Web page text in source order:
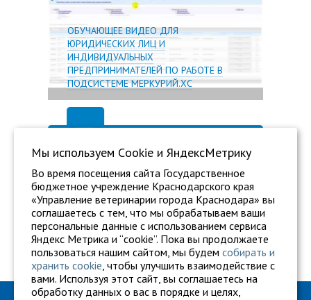
ОБУЧАЮЩЕЕ ВИДЕО ДЛЯ
ЮРИДИЧЕСКИХ ЛИЦ И
ИНДИВИДУАЛЬНЫХ
ПРЕДПРИНИМАТЕЛЕЙ ПО РАБОТЕ В
ПОДСИСТЕМЕ МЕРКУРИЙ.ХС
ГБУ "Ветуправление города Краснодара"
Мы используем Сookie и ЯндексМетрику
Во время посещения сайта Государственное
бюджетное учреждение Краснодарского края
«Управление ветеринарии города Краснодара» вы
соглашаетесь с тем, что мы обрабатываем ваши
персональные данные с использованием сервиса
Яндекс Метрика и “cookie”. Пока вы продолжаете
пользоваться нашим сайтом, мы будем собирать и
хранить cookie, чтобы улучшить взаимодействие с
вами. Используя этот сайт, вы соглашаетесь на
обработку данных о вас в порядке и целях,